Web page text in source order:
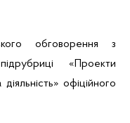
обговорення з
«Проекти
офіційного